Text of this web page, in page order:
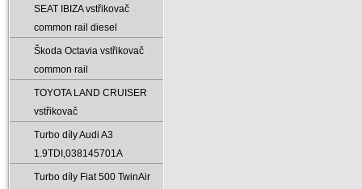
SEAT IBIZA vstřikovač
common rail diesel
Škoda Octavia vstřikovač
common rail
TOYOTA LAND CRUISER
vstřikovač
Turbo díly Audi A3
1.9TDI‚038145701A
Turbo díly Fiat 500 TwinAir